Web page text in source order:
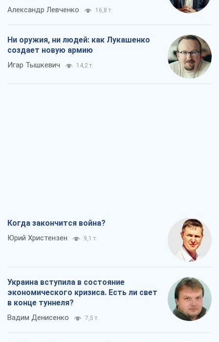
Александр Левченко 16,8 т.
Ни оружия, ни людей: как Лукашенко
создает новую армию
Игар Тышкевич 14,2 т.
Когда закончится война?
Юрий Христензен 9,1 т.
Украина вступила в состояние
экономического кризиса. Есть ли свет
в конце туннеля?
Вадим Денисенко 7,5 т.